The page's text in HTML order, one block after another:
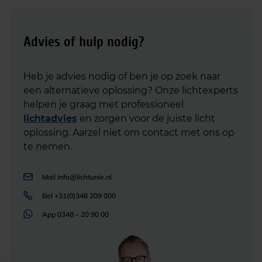
Advies of hulp nodig?
Heb je advies nodig of ben je op zoek naar
een alternatieve oplossing? Onze lichtexperts
helpen je graag met professioneel
lichtadvies en zorgen voor de juiste licht
oplossing. Aarzel niet om contact met ons op
te nemen.
Mail info@lichtunie.nl
Bel +31(0)348 209 000
App 0348 – 20 90 00